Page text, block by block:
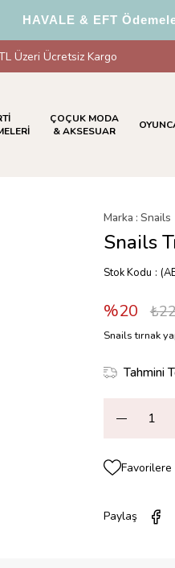
HAVALE & EFT
Üzeri Ücretsiz Kargo
ÇOÇUK MODA
& AKSESUAR
Marka : Snails
Snails
Stok Kodu
20
Snails tırnak
Tahmini
Favorilere
Paylaş